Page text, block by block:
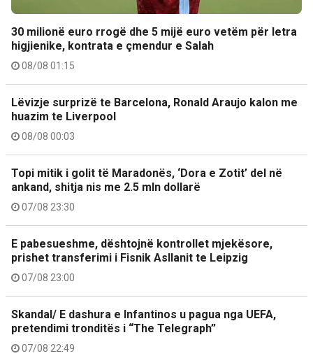
30 milionë euro rrogë dhe 5 mijë euro vetëm për letra
higjienike, kontrata e çmendur e Salah
08/08 01:15
Lëvizje surprizë te Barcelona, Ronald Araujo kalon me
huazim te Liverpool
08/08 00:03
Topi mitik i golit të Maradonës, ‘Dora e Zotit’ del në
ankand, shitja nis me 2.5 mln dollarë
07/08 23:30
E pabesueshme, dështojnë kontrollet mjekësore,
prishet transferimi i Fisnik Asllanit te Leipzig
07/08 23:00
Skandal/ E dashura e Infantinos u pagua nga UEFA,
pretendimi tronditës i “The Telegraph”
07/08 22:49